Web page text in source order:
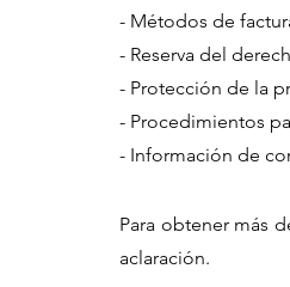
- Métodos de
- Reserva del
- Protección de la
- Procedimientos
- Información de
Para obtener más
aclaración.